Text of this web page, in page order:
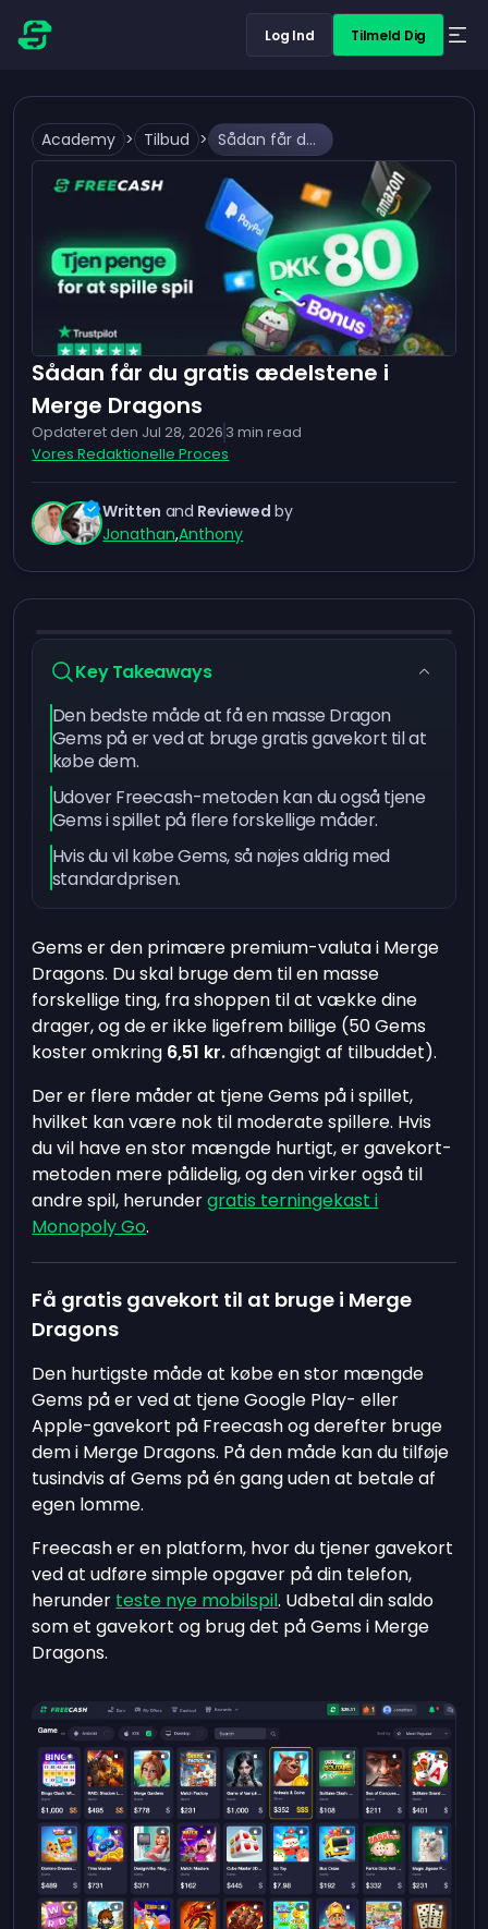
Log Ind Tilmeld Dig
Academy > Tilbud > Sådan får du gratis ædelstene i Merge Dragons
Sådan får du gratis ædelstene i
Merge Dragons
Opdateret den Jul 28, 2026 3 min read
Vores Redaktionelle Proces
Written and Reviewed by
Jonathan,Anthony
Key Takeaways
Den bedste måde at få en masse Dragon
Gems på er ved at bruge gratis gavekort til at
købe dem.
Udover Freecash-metoden kan du også tjene
Gems i spillet på flere forskellige måder.
Hvis du vil købe Gems, så nøjes aldrig med
standardprisen.
Gems er den primære premium-valuta i Merge
Dragons. Du skal bruge dem til en masse
forskellige ting, fra shoppen til at vække dine
drager, og de er ikke ligefrem billige (50 Gems
koster omkring 6,51 kr.afhængigt af tilbuddet).
Der er flere måder at tjene Gems på i spillet,
hvilket kan være nok til moderate spillere. Hvis
du vil have en stor mængde hurtigt, er gavekort-
metoden mere pålidelig, og den virker også til
andre spil, herundergratis terningekast i
Monopoly Go.
Få gratis gavekort til at bruge i Merge
Dragons
Den hurtigste måde at købe en stor mængde
Gems på er ved at tjene Google Play- eller
Apple-gavekort på Freecash og derefter bruge
dem i Merge Dragons. På den måde kan du tilføje
tusindvis af Gems på én gang uden at betale af
egen lomme.
Freecash er en platform, hvor du tjener gavekort
ved at udføre simple opgaver på din telefon,
herunder teste nye mobilspil. Udbetal din saldo
som et gavekort og brug det på Gems i Merge
Dragons.